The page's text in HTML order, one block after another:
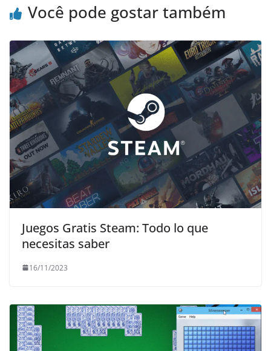
Você pode gostar também
Juegos Gratis Steam: Todo lo que
necesitas saber
16/11/2023